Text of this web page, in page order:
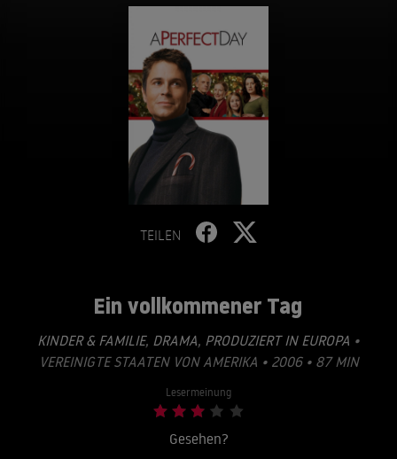
TEILEN
Ein vollkommener Tag
KINDER & FAMILIE, DRAMA, PRODUZIERT IN EUROPA •
VEREINIGTE STAATEN VON AMERIKA • 2006 • 87 MIN
Lesermeinung
Gesehen?